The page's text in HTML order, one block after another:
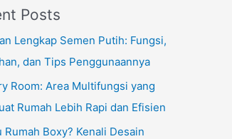
Posts
Lengkap Semen Putih: Fungsi,
dan Tips Penggunaannya
Room: Area Multifungsi yang
Rumah Lebih Rapi dan Efisien
Rumah Boxy? Kenali Desain